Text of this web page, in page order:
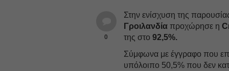
0
Στην ενίσχυση της
Γροιλανδία προχώρησε η
της στο92,5%.
Σύμφωνα με έγγραφο που
υπόλοιπο 50,5% που δεν